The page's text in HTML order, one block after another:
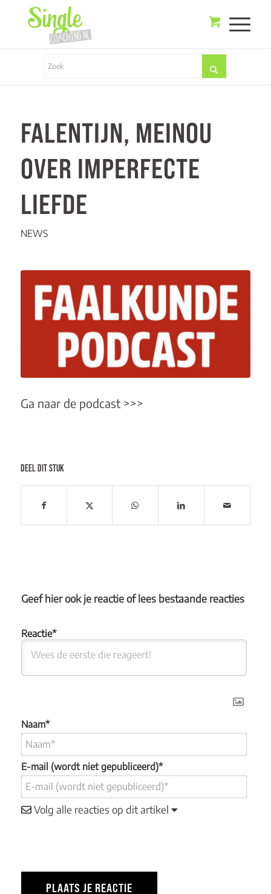
FALENTIJN, MEINOU
OVER IMPERFECTE
LIEFDE
NEWS
Ga naar de podcast >>>
DEEL DIT STUK
Geef hier ook je reactie of lees bestaande reacties
Naam*
E-mail (wordt niet gepubliceerd)*
Volg alle reacties op dit artikel